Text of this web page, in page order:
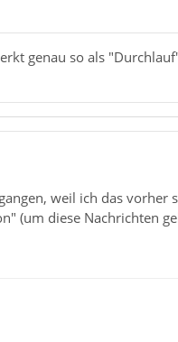
genau so als
weil ich das vorher
(um diese Nachrichten